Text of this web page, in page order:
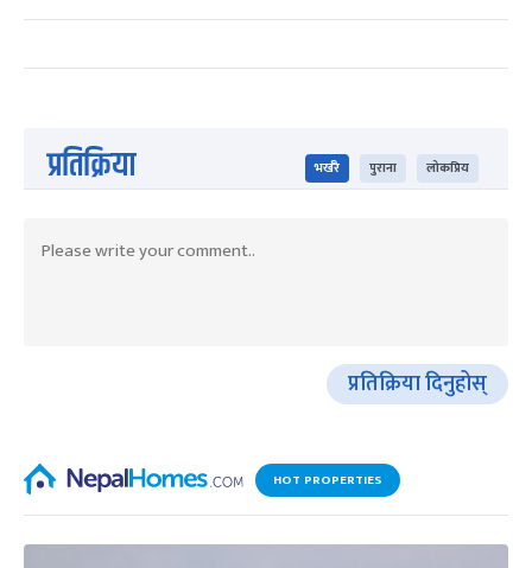
प्रतिक्रिया भर्खरै पुराना लोकप्रिय
प्रतिक्रिया दिनुहोस्
HOT PROPERTIES